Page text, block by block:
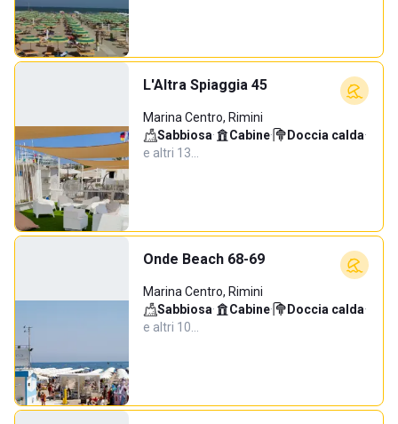
L'Altra Spiaggia 45
Marina Centro, Rimini
Sabbiosa· Cabine· Doccia calda·
e altri 13…
Onde Beach 68-69
Marina Centro, Rimini
Sabbiosa· Cabine· Doccia calda·
e altri 10…